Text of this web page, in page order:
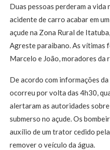
Duas pessoas perderam a vida
acidente de carro acabar em
açude na Zona Rural de
Agreste paraibano. As vítimas
Marcelo e João, moradores da
De acordo com informações
ocorreu por volta das 4h30,
alertaram as autoridades
submerso no açude. Os
auxílio de um trator cedido
remover o veículo da água.